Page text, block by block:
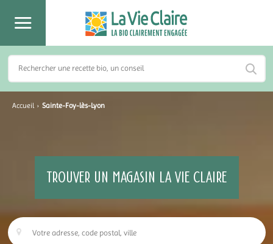
Accueil › Sainte-Foy-lès-Lyon
TROUVER UN MAGASIN LA VIE CLAIRE